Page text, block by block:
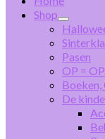
Shop
Pasen
OP = OP
Boeken,
De